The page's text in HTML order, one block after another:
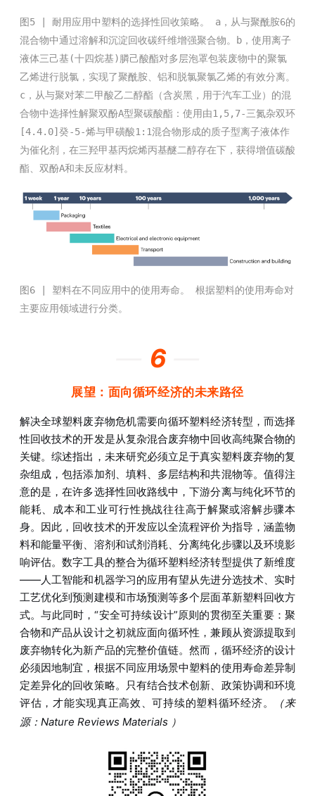
图5 | 耐用应用中塑料的选择性回收策略。 a，从与聚酰胺6的
混合物中通过溶解和沉淀回收碳纤维增强聚合物。b，使用离子
液体三己基(十四烷基)膦己酸酯对多层泡罩包装废物中的聚氯
乙烯进行脱氯，实现了聚酰胺、铝和脱氯聚氯乙烯的有效分离。
c，从与聚对苯二甲酸乙二醇酯（含炭黑，用于汽车工业）的混
合物中选择性解聚双酚A型聚碳酸酯：使用由1,5,7-三氮杂双环
[4.4.0]癸-5-烯与甲磺酸1:1混合物形成的质子型离子液体作
为催化剂，在三羟甲基丙烷烯丙基醚二醇存在下，获得增值碳酸
酯、双酚A和未反应材料。
图6 | 塑料在不同应用中的使用寿命。 根据塑料的使用寿命对
主要应用领域进行分类。
6
展望：面向循环经济的未来路径
解决全球塑料废弃物危机需要向循环塑料经济转型，而选择
性回收技术的开发是从复杂混合废弃物中回收高纯聚合物的
关键。综述指出，未来研究必须立足于真实塑料废弃物的复
杂组成，包括添加剂、填料、多层结构和共混物等。值得注
意的是，在许多选择性回收路线中，下游分离与纯化环节的
能耗、成本和工业可行性挑战往往高于解聚或溶解步骤本
身。因此，回收技术的开发应以全流程评价为指导，涵盖物
料和能量平衡、溶剂和试剂消耗、分离纯化步骤以及环境影
响评估。数字工具的整合为循环塑料经济转型提供了新维度
——人工智能和机器学习的应用有望从先进分选技术、实时
工艺优化到预测建模和市场预测等多个层面革新塑料回收方
式。与此同时，“安全可持续设计”原则的贯彻至关重要：聚
合物和产品从设计之初就应面向循环性，兼顾从资源提取到
废弃物转化为新产品的完整价值链。然而，循环经济的设计
必须因地制宜，根据不同应用场景中塑料的使用寿命差异制
定差异化的回收策略。只有结合技术创新、政策协调和环境
评估，才能实现真正高效、可持续的塑料循环经济。
（来
源： Nature Reviews Materials ）